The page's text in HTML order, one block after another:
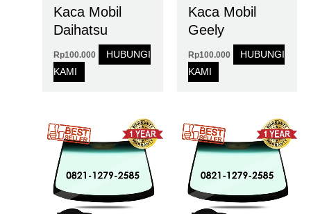
Kaca Mobil
Daihatsu
Rp100.000
HUBUNGI
KAMI
Kaca Mobil
Geely
Rp100.000
HUBUNGI
KAMI